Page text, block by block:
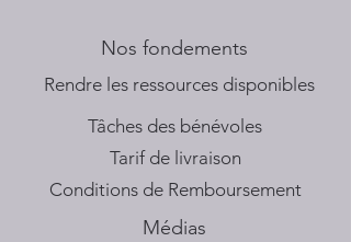
Nos fondements
​Rendre les ressources disponibles
Tâches des bénévoles
Tarif de livraison
Conditions de Remboursement
Médias